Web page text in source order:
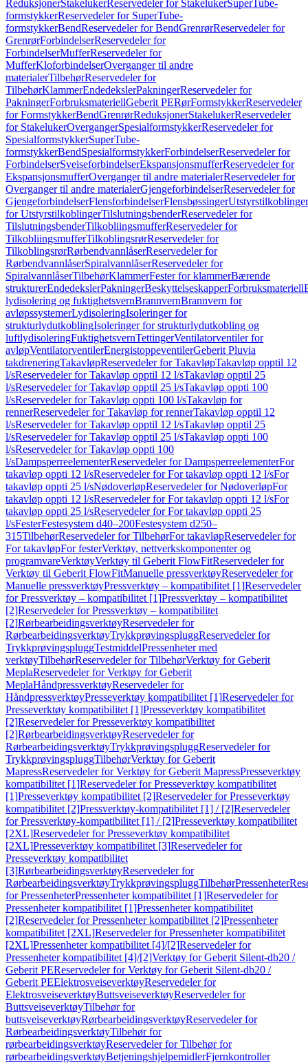
ReduksjonerStakelukerReservedeler for StakelukerSuperTube-
formstykkerReservedeler for SuperTube-
formstykkerBendReservedeler for BendGrenrørReservedeler for
GrenrørForbindelserReservedeler for
ForbindelserMufferReservedeler for
MufferKloforbindelserOverganger til andre
materialerTilbehørReservedeler for
TilbehørKlammerEndedekslerPakningerReservedeler for
PakningerForbruksmateriellGeberit PERørFormstykkerReservedeler
for FormstykkerBendGrenrørReduksjonerStakelukerReservedeler
for StakelukerOvergangerSpesialformstykkerReservedeler for
SpesialformstykkerSuperTube-
formstykkerBendSpesialformstykkerForbindelserReservedeler for
ForbindelserSveiseforbindelserEkspansjonsmufferReservedeler for
EkspansjonsmufferOverganger til andre materialerReservedeler for
Overganger til andre materialerGjengeforbindelserReservedeler for
GjengeforbindelserFlensforbindelserFlensbøssingerUtstyrstilkoblinger
for UtstyrstilkoblingerTilslutningsbenderReservedeler for
TilslutningsbenderTilkobliingsmufferReservedeler for
TilkobliingsmufferTilkoblingsrørReservedeler for
TilkoblingsrørRørbendvannlåserReservedeler for
RørbendvannlåserSpiralvannlåserReservedeler for
SpiralvannlåserTilbehørKlammerFester for klammerBærende
strukturerEndedekslerPakningerBeskyttelseskapperForbruksmateriell
lydisolering og fuktighetsvernBrannvernBrannvern for
avløpssystemerLydisoleringIsoleringer for
strukturlydutkoblingIsoleringer for strukturlydutkobling og
luftlydisoleringFuktighetsvernTettingerVentilatorventiler for
avløpVentilatorventilerEnergistoppeventilerGeberit Pluvia
takdreneringTakavløpReservedeler for TakavløpTakavløp opptil 12
l/sReservedeler for Takavløp opptil 12 l/sTakavløp opptil 25
l/sReservedeler for Takavløp opptil 25 l/sTakavløp oppti 100
l/sReservedeler for Takavløp oppti 100 l/sTakavløp for
rennerReservedeler for Takavløp for rennerTakavløp opptil 12
l/sReservedeler for Takavløp opptil 12 l/sTakavløp opptil 25
l/sReservedeler for Takavløp opptil 25 l/sTakavløp oppti 100
l/sReservedeler for Takavløp oppti 100
l/sDampsperreelementerReservedeler for DampsperreelementerFor
takavløp oppti 12 l/sReservedeler for For takavløp oppti 12 l/sFor
takavløp oppti 25 l/sNødoverløpReservedeler for NødoverløpFor
takavløp oppti 12 l/sReservedeler for For takavløp oppti 12 l/sFor
takavløp oppti 25 l/sReservedeler for For takavløp oppti 25
l/sFesterFestesystem d40–200Festesystem d250–
315TilbehørReservedeler for TilbehørFor takavløpReservedeler for
For takavløpFor festerVerktøy, nettverkskomponenter og
programvareVerktøyVerktøy til Geberit FlowFitReservedeler for
Verktøy til Geberit FlowFitManuelle pressverktøyReservedeler for
Manuelle pressverktøyPressverktøy – kompatibilitet [1]Reservedeler
for Pressverktøy – kompatibilitet [1]Pressverktøy – kompatibilitet
[2]Reservedeler for Pressverktøy – kompatibilitet
[2]RørbearbeidingsverktøyReservedeler for
RørbearbeidingsverktøyTrykkprøvingspluggReservedeler for
TrykkprøvingspluggTestmiddelPressenheter med
verktøyTilbehørReservedeler for TilbehørVerktøy for Geberit
MeplaReservedeler for Verktøy for Geberit
MeplaHåndpressverktøyReservedeler for
HåndpressverktøyPresseverktøy kompatibilitet [1]Reservedeler for
Presseverktøy kompatibilitet [1]Presseverktøy kompatibilitet
[2]Reservedeler for Presseverktøy kompatibilitet
[2]RørbearbeidingsverktøyReservedeler for
RørbearbeidingsverktøyTrykkprøvingspluggReservedeler for
TrykkprøvingspluggTilbehørVerktøy for Geberit
MapressReservedeler for Verktøy for Geberit MapressPresseverktøy
kompatibilitet [1]Reservedeler for Presseverktøy kompatibilitet
[1]Presseverktøy kompatibilitet [2]Reservedeler for Presseverktøy
kompatibilitet [2]Pressverktøy-kompatibilitet [1] / [2]Reservedeler
for Pressverktøy-kompatibilitet [1] / [2]Presseverktøy kompatibilitet
[2XL]Reservedeler for Presseverktøy kompatibilitet
[2XL]Presseverktøy kompatibilitet [3]Reservedeler for
Presseverktøy kompatibilitet
[3]RørbearbeidingsverktøyReservedeler for
RørbearbeidingsverktøyTrykkprøvingspluggTilbehørPressenheter
for PressenheterPressenheter kompatibilitet [1]Reservedeler for
Pressenheter kompatibilitet [1]Pressenheter kompatibilitet
[2]Reservedeler for Pressenheter kompatibilitet [2]Pressenheter
kompatibilitet [2XL]Reservedeler for Pressenheter kompatibilitet
[2XL]Pressenheter kompatibilitet [4]/[2]Reservedeler for
Pressenheter kompatibilitet [4]/[2]Verktøy for Geberit Silent-db20 /
Geberit PEReservedeler for Verktøy for Geberit Silent-db20 /
Geberit PEElektrosveiseverktøyReservedeler for
ElektrosveiseverktøyButtsveiseverktøyReservedeler for
ButtsveiseverktøyTilbehør for
buttsveiseverktøyRørbearbeidingsverktøyReservedeler for
RørbearbeidingsverktøyTilbehør for
rørbearbeidingsverktøyReservedeler for Tilbehør for
rørbearbeidingsverktøyBetjeningshjelpemidlerFjernkontroller